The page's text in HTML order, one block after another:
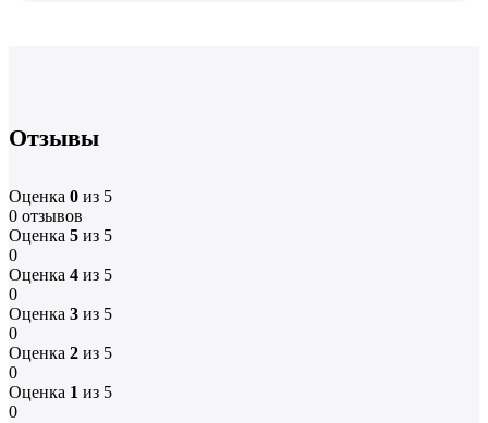
Отзывы
Оценка 0 из 5
0 отзывов
Оценка 5 из 5
0
Оценка 4 из 5
0
Оценка 3 из 5
0
Оценка 2 из 5
0
Оценка 1 из 5
0